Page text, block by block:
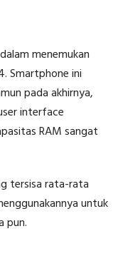
menemukan
Smartphone ini
pada akhirnya,
interface
RAM sangat
tersisa rata-rata
untuk
pun.